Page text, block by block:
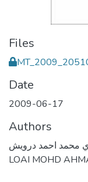
Files
Date
2009-06-17
Authors
محمد احمد درويش
LOAI MOHD